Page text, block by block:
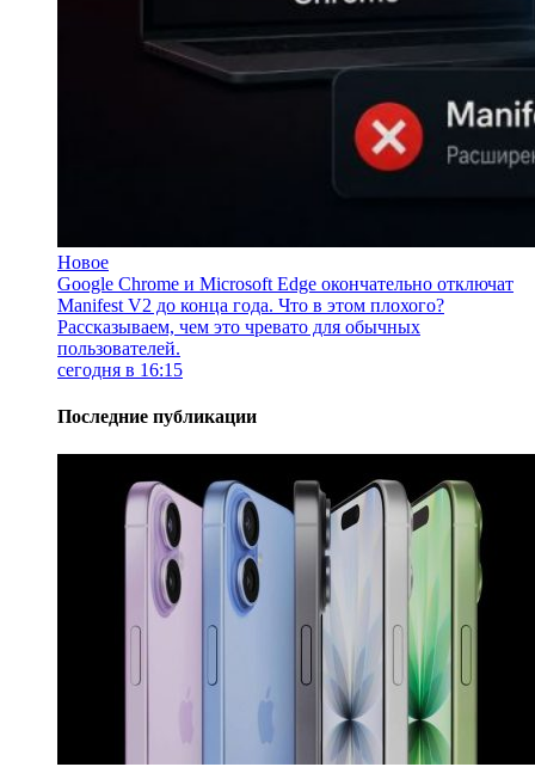
Новое
Google Chrome и Microsoft Edge окончательно отключат
Manifest V2 до конца года. Что в этом плохого?
Рассказываем, чем это чревато для обычных
пользователей.
сегодня в 16:15
Последние публикации